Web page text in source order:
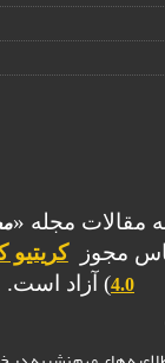
مقالات مجله «
مجوز کریتیو
4.0
) آزاد است.